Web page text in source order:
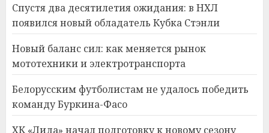
Спустя два десятилетия ожидания: в НХЛ
появился новый обладатель Кубка Стэнли
Новый баланс сил: как меняется рынок
мототехники и электротранспорта
Белорусским футболистам не удалось победить
команду Буркина-Фасо
ХК «Лида» начал подготовку к новому сезону